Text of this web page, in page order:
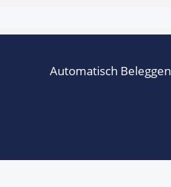
Automatisch Beleggen